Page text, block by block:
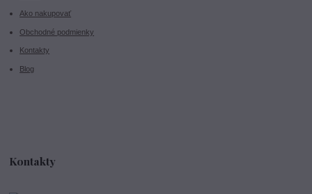
Ako nakupovať
Obchodné podmienky
Kontakty
Blog
Kontakty